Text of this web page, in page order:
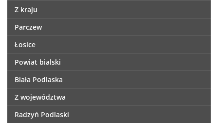
Z kraju
Parczew
Łosice
Powiat bialski
Biała Podlaska
Z województwa
Radzyń Podlaski